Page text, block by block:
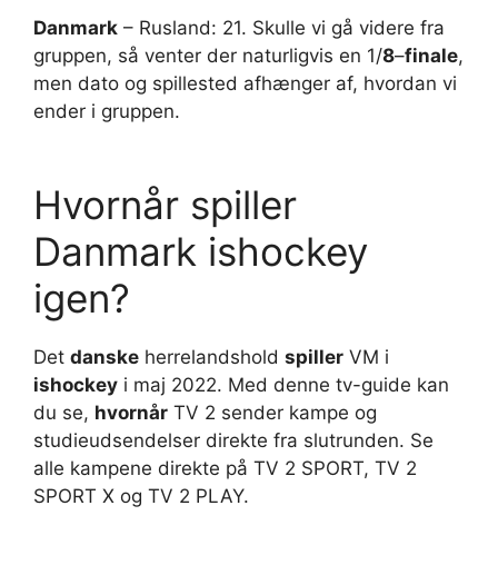
Danmark – Rusland: 21. Skulle vi gå videre fra
gruppen, så venter der naturligvis en 1/8–finale,
men dato og spillested afhænger af, hvordan vi
ender i gruppen.
Hvornår spiller
Danmark ishockey
igen?
Det danske herrelandshold spiller VM i
ishockey i maj 2022. Med denne tv-guide kan
du se, hvornår TV 2 sender kampe og
studieudsendelser direkte fra slutrunden. Se
alle kampene direkte på TV 2 SPORT, TV 2
SPORT X og TV 2 PLAY.